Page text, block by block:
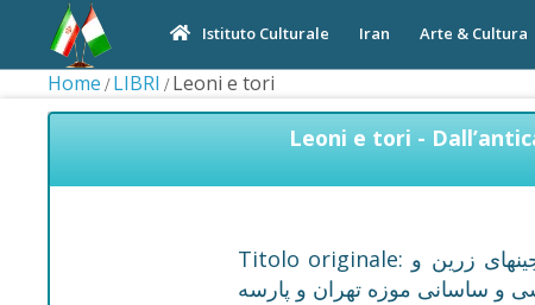
Istituto Culturale Iran Arte & Cultura
Home LIBRI Leoni e tori
Leoni e tori -
Titolo originale: شیران و گاوان، از ایران باستان تا آکوئیلا: گنجینهای زرین و
و ساسانی موزه تهران و پارسه